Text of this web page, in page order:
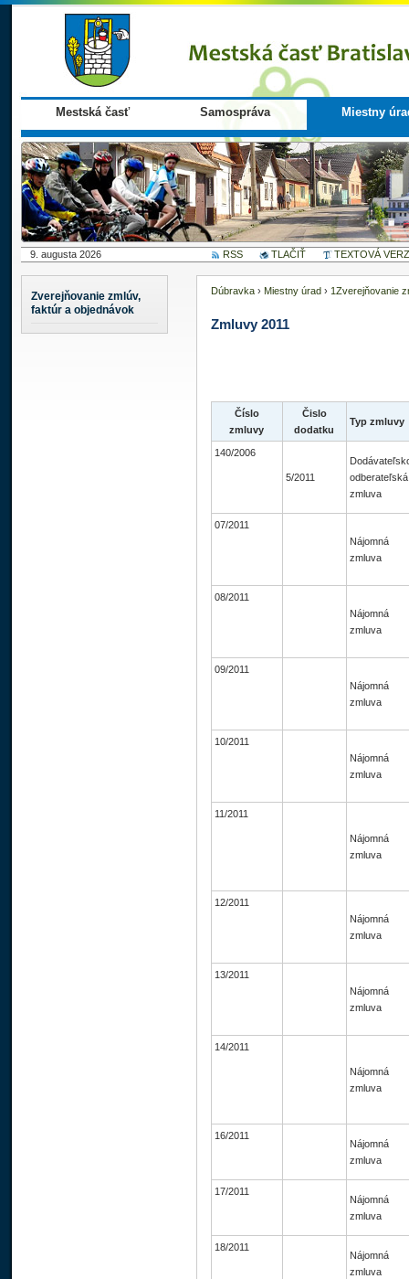
Mestská časť Samospráva Miestny
9. augusta 2026 RSS TLAČIŤ TEXTOVÁ
Zverejňovanie zmlúv,
faktúr a objednávok
Dúbravka› Miestny úrad› 1Zverejňovanie
Zmluvy 2011
Číslo
zmluvy
Čislo
dodatku
Typ zmluvy
140/2006
5/2011
odberateľská
zmluva
07/2011
Nájomná
zmluva
08/2011
Nájomná
zmluva
09/2011
Nájomná
zmluva
10/2011
Nájomná
zmluva
11/2011
Nájomná
zmluva
12/2011
Nájomná
zmluva
13/2011
Nájomná
zmluva
14/2011
Nájomná
zmluva
16/2011
Nájomná
zmluva
17/2011
Nájomná
zmluva
18/2011
Nájomná
zmluva